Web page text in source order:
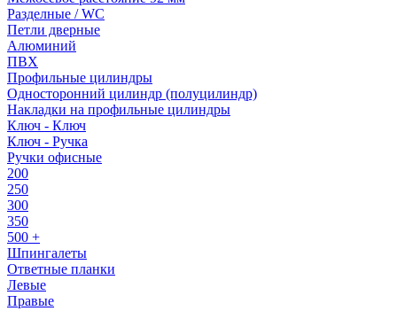
Разделные / WC
Петли дверные
Алюминий
ПВХ
Профильные цилиндры
Односторонний цилиндр (полуцилиндр)
Накладки на профильные цилиндры
Ключ - Ключ
Ключ - Ручка
Ручки офисные
200
250
300
350
500 +
Шпингалеты
Ответные планки
Левые
Правые